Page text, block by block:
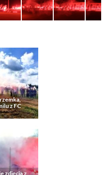
z FC
zdjęcia z